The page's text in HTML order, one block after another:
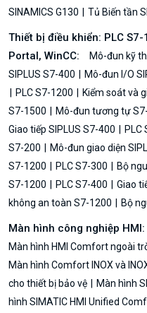
SINAMICS G130
Tủ Biến tần
Thiết bị điều khiển: PLC S7-
Portal, WinCC:
Mô-đun kỹ
SIPLUS S7-400
Mô-đun I/O
PLC S7-1200
Kiểm soát và
S7-1500
Mô-đun tương tự
Giao tiếp SIPLUS S7-400
PLC
S7-200
Mô-đun giao diện
S7-1200
PLC S7-300 Bộ
S7-1200
PLC S7-400 Giao
không an toàn S7-1200
Bộ
Màn hình công nghiệp HMI:
Màn hình HMI Comfort ngoài
Màn hình Comfort INOX và
cho thiết bị bảo vệ
Màn hình
hình SIMATIC HMI Unified